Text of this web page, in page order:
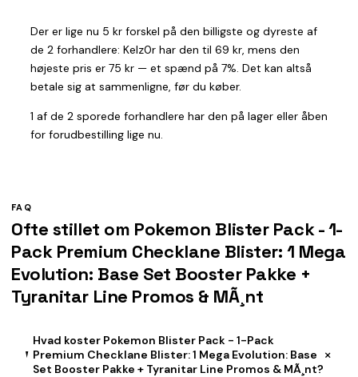
Der er lige nu 5 kr forskel på den billigste og dyreste af
de 2 forhandlere: Kelz0r har den til 69 kr, mens den
højeste pris er 75 kr — et spænd på 7%. Det kan altså
betale sig at sammenligne, før du køber.
1 af de 2 sporede forhandlere har den på lager eller åben
for forudbestilling lige nu.
FAQ
Ofte stillet om Pokemon Blister Pack - 1-
Pack Premium Checklane Blister: 1 Mega
Evolution: Base Set Booster Pakke +
Tyranitar Line Promos & MÃ¸nt
Hvad koster Pokemon Blister Pack - 1-Pack
Premium Checklane Blister: 1 Mega Evolution: Base
Set Booster Pakke + Tyranitar Line Promos & MÃ¸nt?
+